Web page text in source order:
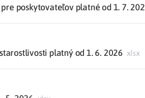
poskytovateľov platné od 1. 7.
platný od 1. 6. 2026 xlsx